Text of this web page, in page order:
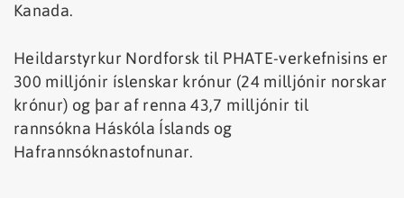
Kanada.
Heildarstyrkur Nordforsk til PHATE-verkefnisins er
300 milljónir íslenskar krónur (24 milljónir norskar
krónur) og þar af renna 43,7 milljónir til
rannsókna Háskóla Íslands og
Hafrannsóknastofnunar.